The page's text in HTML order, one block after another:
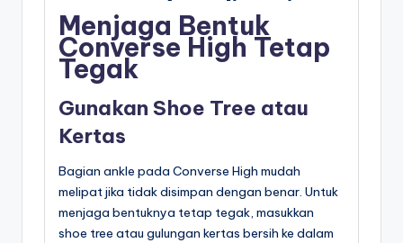
Menjaga Bentuk
Converse High Tetap
Tegak
Gunakan Shoe Tree atau
Kertas
Bagian ankle pada Converse High mudah
melipat jika tidak disimpan dengan benar. Untuk
menjaga bentuknya tetap tegak, masukkan
shoe tree atau gulungan kertas bersih ke dalam